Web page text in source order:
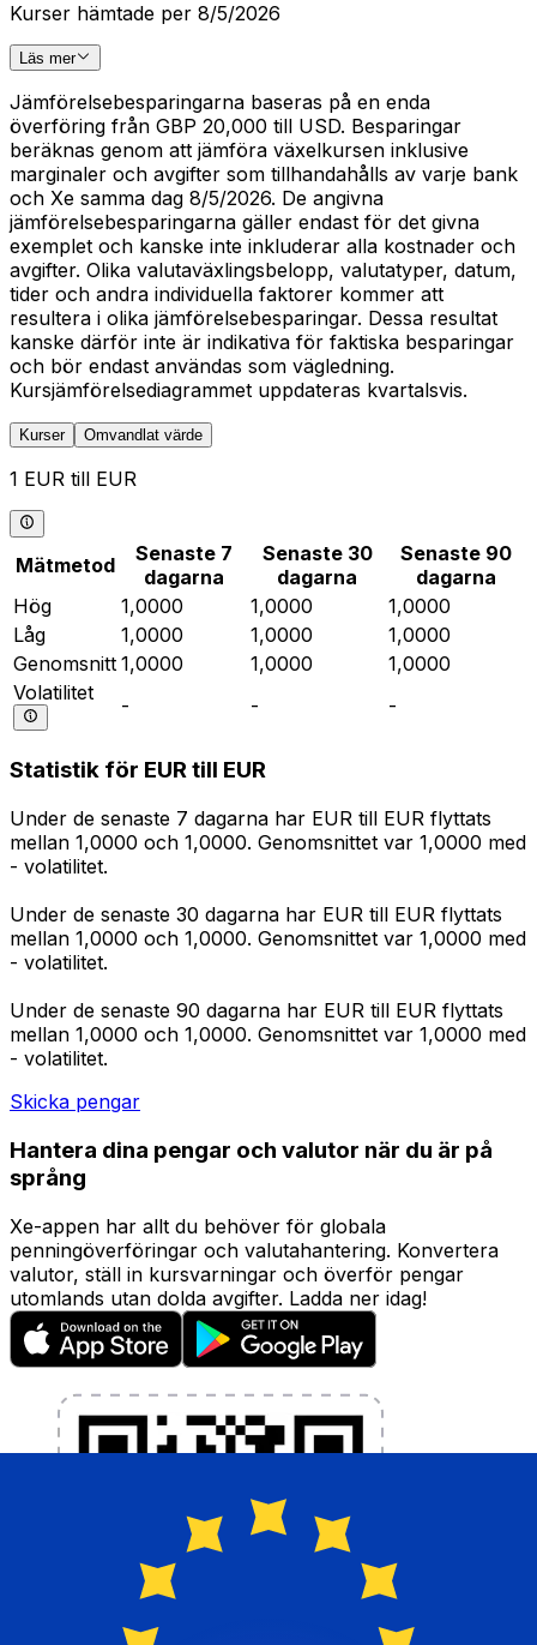
Kurser hämtade per 8/5/2026
Läs mer
Jämförelsebesparingarna baseras på en enda
överföring från GBP 20,000 till USD. Besparingar
beräknas genom att jämföra växelkursen inklusive
marginaler och avgifter som tillhandahålls av varje bank
och Xe samma dag 8/5/2026. De angivna
jämförelsebesparingarna gäller endast för det givna
exemplet och kanske inte inkluderar alla kostnader och
avgifter. Olika valutaväxlingsbelopp, valutatyper, datum,
tider och andra individuella faktorer kommer att
resultera i olika jämförelsebesparingar. Dessa resultat
kanske därför inte är indikativa för faktiska besparingar
och bör endast användas som vägledning.
Kursjämförelsediagrammet uppdateras kvartalsvis.
Kurser Omvandlat värde
1 EUR till EUR
Mätmetod
Senaste 7
dagarna
Senaste 30
dagarna
Senaste 90
dagarna
Hög
1,0000 1,0000
1,0000
Låg
1,0000 1,0000
1,0000
Genomsnitt 1,0000 1,0000
1,0000
Volatilitet
- - -
Statistik för EUR till EUR
Under de senaste 7 dagarna har EUR till EUR flyttats
mellan 1,0000 och 1,0000. Genomsnittet var 1,0000 med
- volatilitet.
Under de senaste 30 dagarna har EUR till EUR flyttats
mellan 1,0000 och 1,0000. Genomsnittet var 1,0000 med
- volatilitet.
Under de senaste 90 dagarna har EUR till EUR flyttats
mellan 1,0000 och 1,0000. Genomsnittet var 1,0000 med
- volatilitet.
Skicka pengar
Hantera dina pengar och valutor när du är på
språng
Xe-appen har allt du behöver för globala
penningöverföringar och valutahantering. Konvertera
valutor, ställ in kursvarningar och överför pengar
utomlands utan dolda avgifter. Ladda ner idag!